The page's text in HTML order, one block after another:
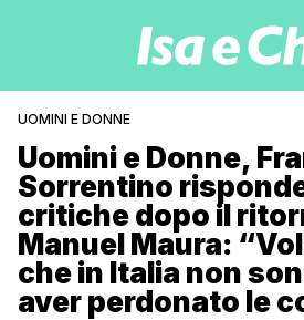
UOMINI E DONNE
Uomini e Donne,
Sorrentino
critiche dopo il
Manuel Maura:
che in Italia non
aver perdonato le